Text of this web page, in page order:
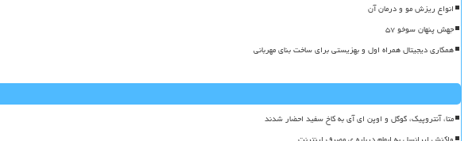
انواع ریزش مو و درمان آن
جهش پنهان سوخو ۵۷
همکاری دیجیتال همراه اول و بهزیستی برای ساخت بنای مهربانی
متا، آنتروپیک، گوگل و اوپن ای آی به کاخ سفید احضار شدند